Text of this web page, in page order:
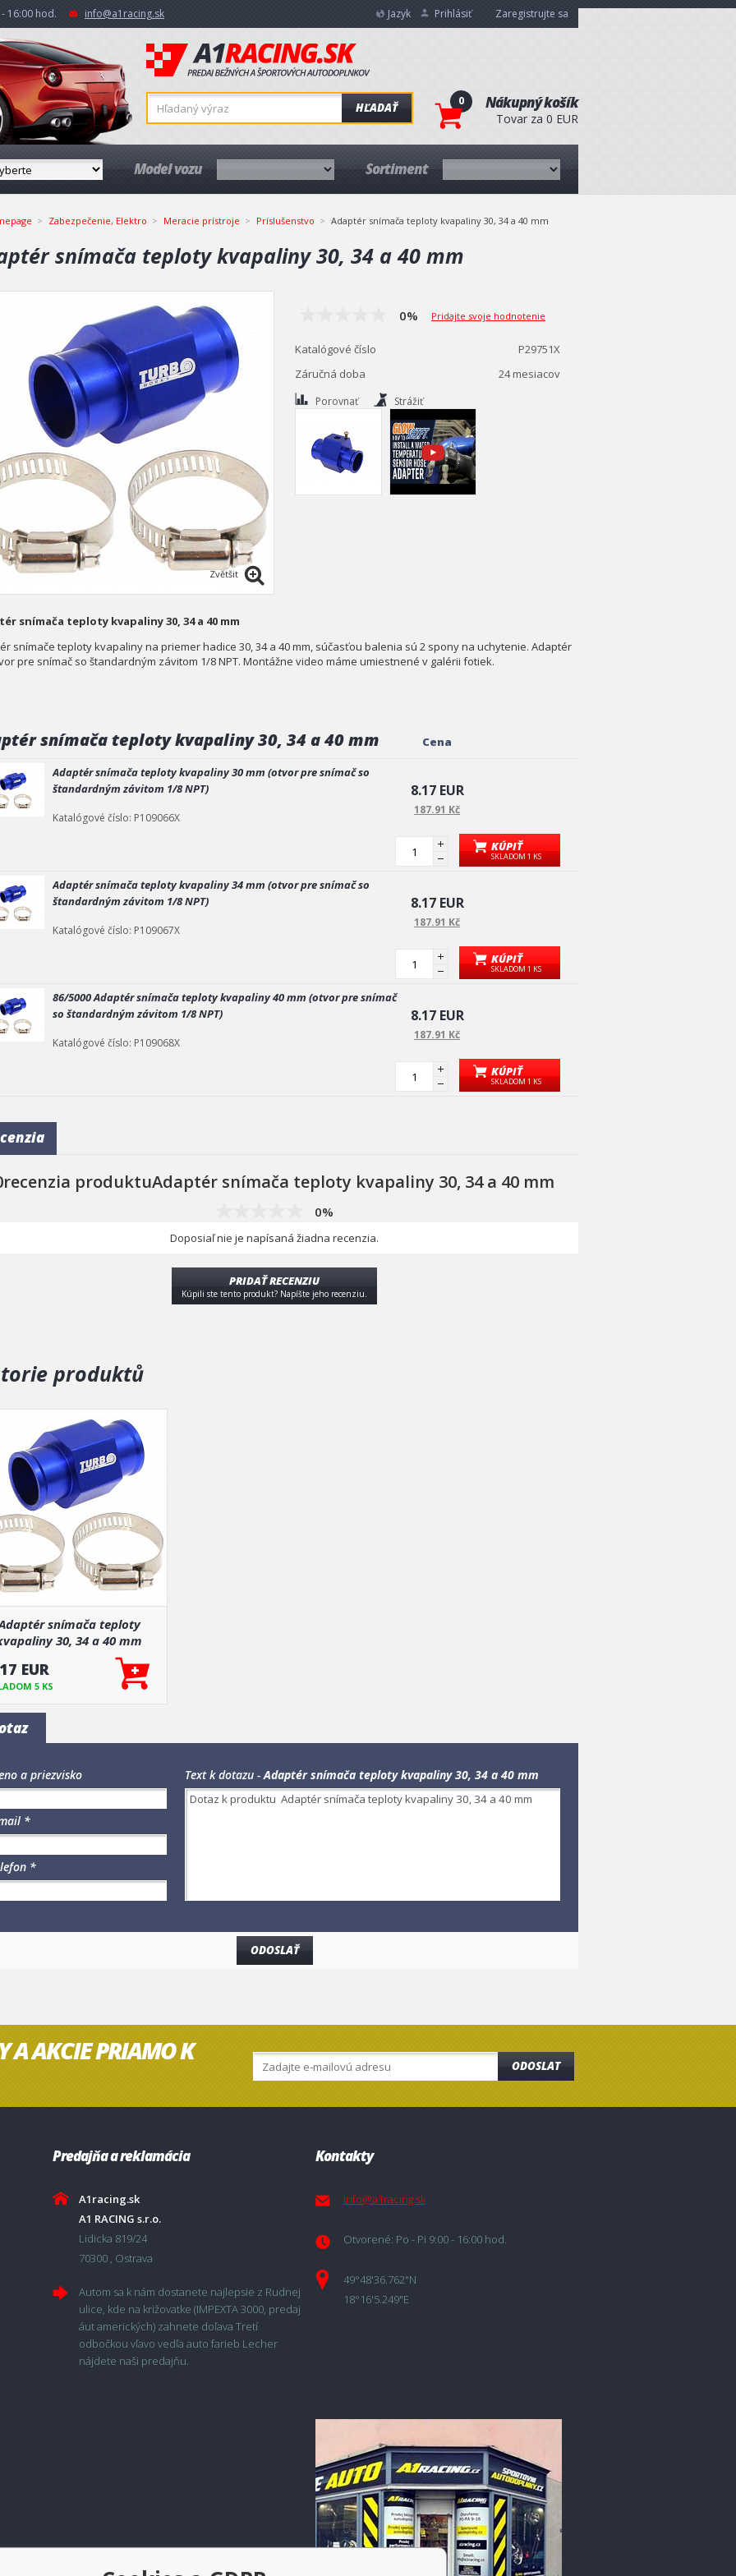
16:00 hod. info@a1racing.sk Jazyk Prihlásiť Zaregistrujte sa
HĽADAŤ 0 Nákupný košík
Tovar za 0 EUR
Model vozu Sortiment
Zabezpečenie, Elektro Meracie prístroje Príslušenstvo Adaptér snímača teploty kvapaliny 30, 34 a 40 mm
snímača teploty kvapaliny 30, 34 a 40 mm
Zvětšit
0% Pridajte svoje hodnotenie
Katalógové číslo
P29751X
Záručná doba
24 mesiacov
Porovnať Strážiť
snímača teploty kvapaliny 30, 34 a 40 mm
snímače teploty kvapaliny na priemer hadice 30, 34 a 40 mm, súčasťou balenia sú 2 spony na uchytenie. Adaptér
pre snímač so štandardným závitom 1/8 NPT. Montážne video máme umiestnené v galérii fotiek.
snímača teploty kvapaliny 30, 34 a 40 mm Cena
Adaptér snímača teploty kvapaliny 30 mm (otvor pre snímač so
štandardným závitom 1/8 NPT)
Katalógové číslo: P109066X
8.17 EUR
187.91 Kč
KÚPIŤ
SKLADOM 1 KS
Adaptér snímača teploty kvapaliny 34 mm (otvor pre snímač so
štandardným závitom 1/8 NPT)
Katalógové číslo: P109067X
8.17 EUR
187.91 Kč
KÚPIŤ
SKLADOM 1 KS
86/5000 Adaptér snímača teploty kvapaliny 40 mm (otvor pre snímač
so štandardným závitom 1/8 NPT)
Katalógové číslo: P109068X
8.17 EUR
187.91 Kč
KÚPIŤ
SKLADOM 1 KS
produktuAdaptér snímača teploty kvapaliny 30, 34 a 40 mm
0%
Doposiaľ nie je napísaná žiadna recenzia.
PRIDAŤ RECENZIU
Kúpili ste tento produkt? Napíšte jeho recenziu.
produktů
snímača teploty
30, 34 a 40 mm
EUR
5 KS
a priezvisko
*
*
Text k dotazu -Adaptér snímača teploty kvapaliny 30, 34 a 40 mm
A AKCIE PRIAMO K ODOSLAT
Predajňa a reklamácia
A1racing.sk
A1 RACING s.r.o.
Lidicka 819/24
70300 , Ostrava
Autom sa k nám dostanete najlepsie z Rudnej
ulice, kde na križovatke (IMPEXTA 3000, predaj
áut amerických) zahnete doľava Tretí
odbočkou vľavo vedľa auto farieb Lecher
nájdete naši predajňu.
Kontakty
info@a1racing.sk
Otvorené: Po - Pi 9:00 - 16:00 hod.
49°48'36.762"N
18°16'5.249"E